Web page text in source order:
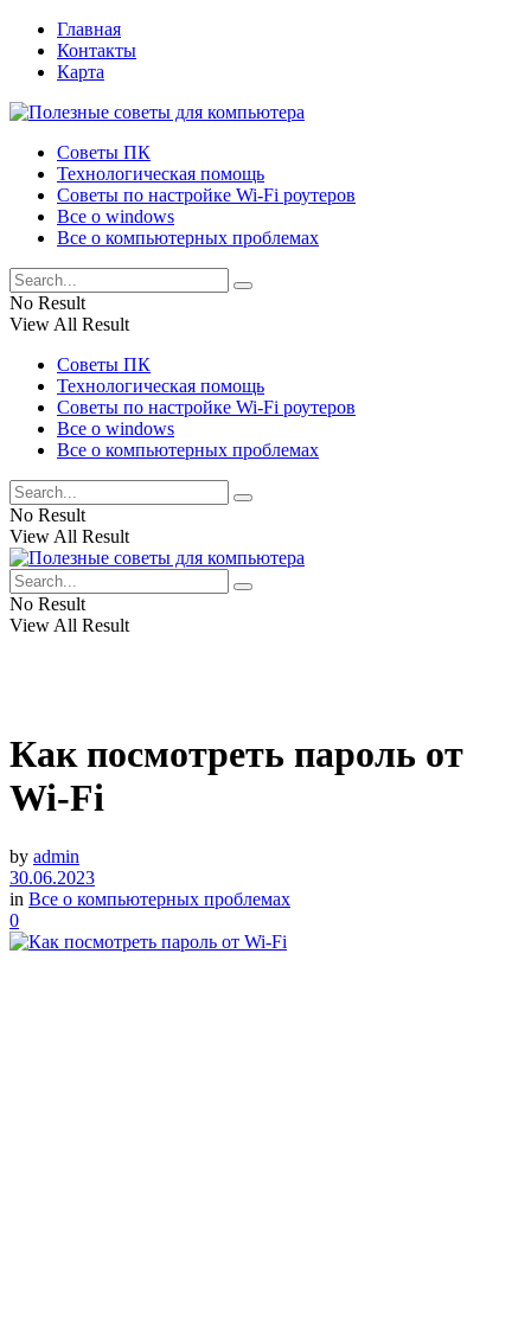
Главная
Контакты
Карта
Советы ПК
Технологическая помощь
Советы по настройке Wi-Fi роутеров
Все о windows
Все о компьютерных проблемах
No Result
View All Result
Советы ПК
Технологическая помощь
Советы по настройке Wi-Fi роутеров
Все о windows
Все о компьютерных проблемах
No Result
View All Result
No Result
View All Result
Как посмотреть пароль от
Wi-Fi
by admin
30.06.2023
in Все о компьютерных проблемах
0